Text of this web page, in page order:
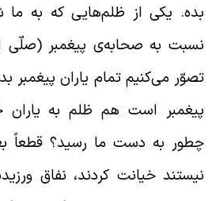
یکی از ظلم‌هایی که به ما
به صحابه‌ی پیغمبر (صلّی
می‌کنیم تمام یاران پیغمبر
است هم ظلم به یاران
به دست ما رسید؟ قطعاً
خیانت کردند، نفاق